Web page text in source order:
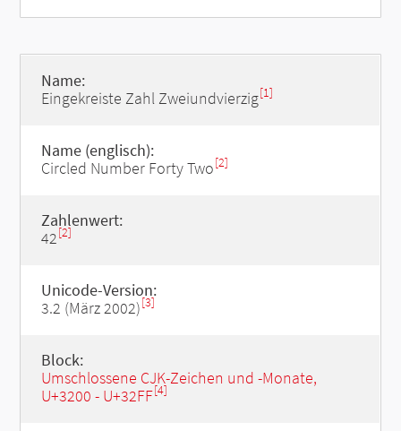
Name:
Eingekreiste Zahl Zweiundvierzig[1]
Name (englisch):
Circled Number Forty Two[2]
Zahlenwert:
42[2]
Unicode-Version:
3.2 (März 2002)[3]
Block:
Umschlossene CJK-Zeichen und -Monate,
U+3200 - U+32FF[4]